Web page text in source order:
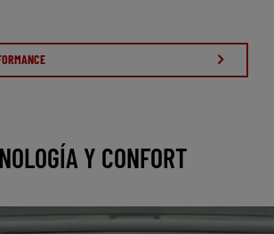
Y CONFORT